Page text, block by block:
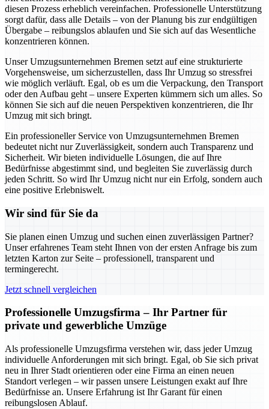
diesen Prozess erheblich vereinfachen. Professionelle Unterstützung
sorgt dafür, dass alle Details – von der Planung bis zur endgültigen
Übergabe – reibungslos ablaufen und Sie sich auf das Wesentliche
konzentrieren können.
Unser Umzugsunternehmen Bremen setzt auf eine strukturierte
Vorgehensweise, um sicherzustellen, dass Ihr Umzug so stressfrei
wie möglich verläuft. Egal, ob es um die Verpackung, den Transport
oder den Aufbau geht – unsere Experten kümmern sich um alles. So
können Sie sich auf die neuen Perspektiven konzentrieren, die Ihr
Umzug mit sich bringt.
Ein professioneller Service von Umzugsunternehmen Bremen
bedeutet nicht nur Zuverlässigkeit, sondern auch Transparenz und
Sicherheit. Wir bieten individuelle Lösungen, die auf Ihre
Bedürfnisse abgestimmt sind, und begleiten Sie zuverlässig durch
jeden Schritt. So wird Ihr Umzug nicht nur ein Erfolg, sondern auch
eine positive Erlebniswelt.
Wir sind für Sie da
Sie planen einen Umzug und suchen einen zuverlässigen Partner?
Unser erfahrenes Team steht Ihnen von der ersten Anfrage bis zum
letzten Karton zur Seite – professionell, transparent und
termingerecht.
Jetzt schnell vergleichen
Professionelle Umzugsfirma – Ihr Partner für
private und gewerbliche Umzüge
Als professionelle Umzugsfirma verstehen wir, dass jeder Umzug
individuelle Anforderungen mit sich bringt. Egal, ob Sie sich privat
neu in Ihrer Stadt orientieren oder eine Firma an einen neuen
Standort verlegen – wir passen unsere Leistungen exakt auf Ihre
Bedürfnisse an. Unsere Erfahrung ist Ihr Garant für einen
reibungslosen Ablauf.